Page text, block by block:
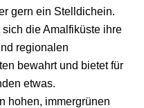
gern ein Stelldichein.
sich die Amalfiküste ihre
regionalen
bewahrt und bietet für
etwas.
hohen, immergrünen